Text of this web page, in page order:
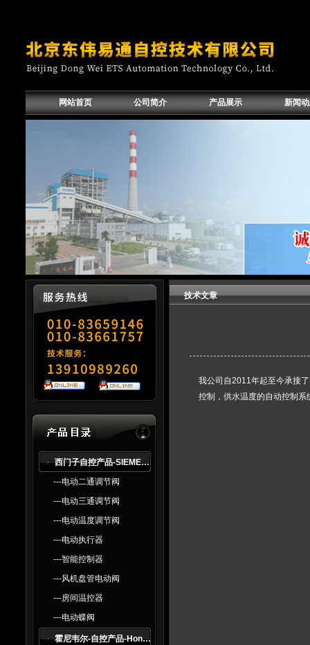
网站首页 公司简介 产品展示 新闻
西门子自控产品-SlEMENS
---电动二通调节阀
---电动三通调节阀
---电动温度调节阀
---电动执行器
---智能控制器
---风机盘管电动阀
---房间温控器
---电动蝶阀
霍尼韦尔-自控产品-Honeywell
技术文章
我公司自2011年起至今承接
控制，供水温度的自动控制